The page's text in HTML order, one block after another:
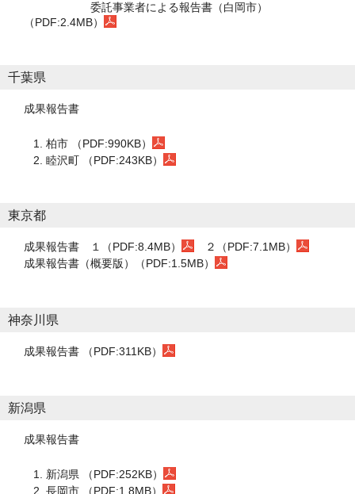
委託事業者による報告書（白岡市）
（PDF:2.4MB）
千葉県
成果報告書
柏市 （PDF:990KB）
睦沢町 （PDF:243KB）
東京都
成果報告書 １（PDF:8.4MB）
２（PDF:7.1MB）
成果報告書（概要版）（PDF:1.5MB）
神奈川県
成果報告書 （PDF:311KB）
新潟県
成果報告書
新潟県 （PDF:252KB）
長岡市 （PDF:1.8MB）